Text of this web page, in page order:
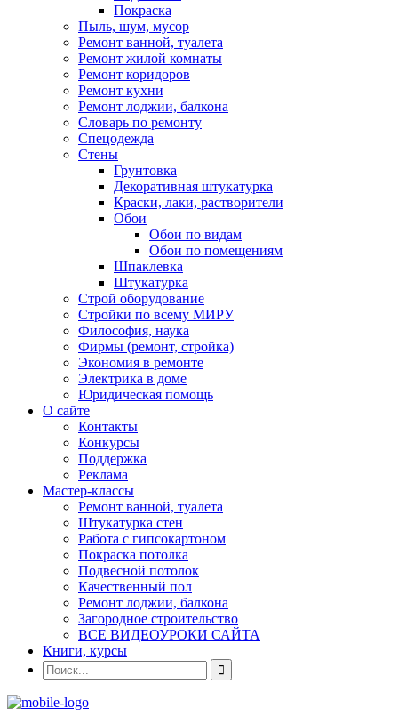
Покраска
Пыль, шум, мусор
Ремонт ванной, туалета
Ремонт жилой комнаты
Ремонт коридоров
Ремонт кухни
Ремонт лоджии, балкона
Словарь по ремонту
Спецодежда
Стены
Грунтовка
Декоративная штукатурка
Краски, лаки, растворители
Обои
Обои по видам
Обои по помещениям
Шпаклевка
Штукатурка
Строй оборудование
Стройки по всему МИРУ
Философия, наука
Фирмы (ремонт, стройка)
Экономия в ремонте
Электрика в доме
Юридическая помощь
О сайте
Контакты
Конкурсы
Поддержка
Реклама
Мастер-классы
Ремонт ванной, туалета
Штукатурка стен
Работа с гипсокартоном
Покраска потолка
Подвесной потолок
Качественный пол
Ремонт лоджии, балкона
Загородное строительство
ВСЕ ВИДЕОУРОКИ САЙТА
Книги, курсы